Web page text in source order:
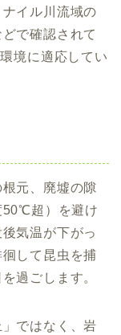
イル川流域の
で確認されて
境に適応してい
元、廃墟の隙
50℃超）を避け
気温が下がっ
して昆虫を捕
過ごします。
ではなく、岩